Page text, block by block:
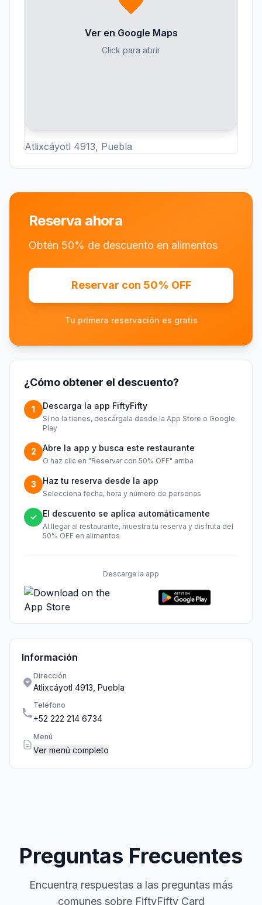
Ver en Google Maps
Click para abrir
Atlixcáyotl 4913, Puebla
Reserva ahora
Obtén 50% de descuento en alimentos
Reservar con 50% OFF
Tu primera reservación es gratis
¿Cómo obtener el descuento?
1 Descarga la app FiftyFifty
Si no la tienes, descárgala desde la App Store o Google
Play
2 Abre la app y busca este restaurante
O haz clic en "Reservar con 50% OFF" arriba
3 Haz tu reserva desde la app
Selecciona fecha, hora y número de personas
✓ El descuento se aplica automáticamente
Al llegar al restaurante, muestra tu reserva y disfruta del
50% OFF en alimentos
Descarga la app
Información
Dirección
Atlixcáyotl 4913, Puebla
Teléfono
+52 222 214 6734
Menú
Ver menú completo
Preguntas Frecuentes
Encuentra respuestas a las preguntas más
comunes sobre FiftyFifty Card